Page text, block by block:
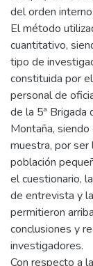
del orden interno.
El método
cuantitativo,
tipo de
constituida por el
personal de
de la 5ª Brigada
Montaña,
muestra, por ser
población
el cuestionario,
de entrevista y
permitieron
conclusiones y
investigadores.
Con respecto a